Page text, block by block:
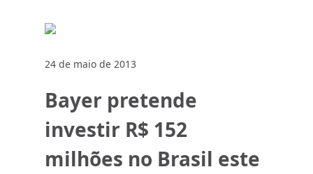
24 de maio de 2013
Bayer pretende
investir R$ 152
milhões no Brasil este